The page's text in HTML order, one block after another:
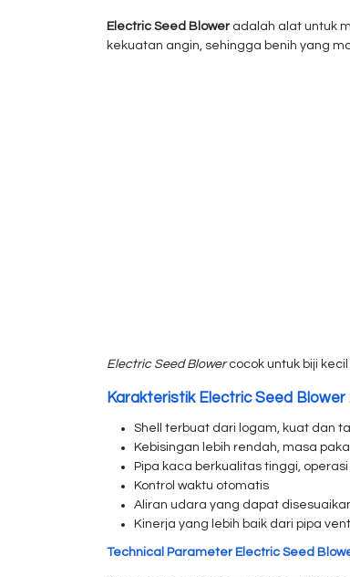
Electric Seed Bloweradalah alat untuk
kekuatan angin, sehingga benih yang
Electric Seed Blowercocok untuk biji
Karakteristik Electric Seed Blower
Shell terbuat dari logam, kuat dan
Kebisingan lebih rendah, masa
Pipa kaca berkualitas tinggi, operasi
Kontrol waktu otomatis
Aliran udara yang dapat
Kinerja yang lebih baik dari pipa
Technical Parameter Electric Seed